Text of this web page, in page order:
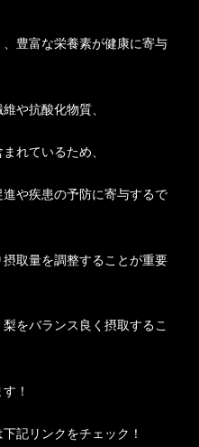
豊富な栄養素が健康に寄与
や抗酸化物質、
れているため、
や疾患の予防に寄与するで
取量を調整することが重要
をバランス良く摂取するこ
！
記リンクをチェック！